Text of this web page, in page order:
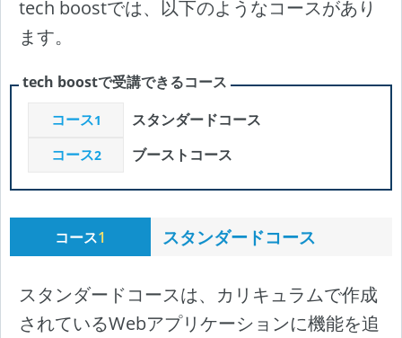
tech boostでは、以下のようなコースがあり
ます。
tech boostで受講できるコース
コース1
スタンダードコース
コース2 ブーストコース
コース1 スタンダードコース
スタンダードコースは、カリキュラムで作成
されているWebアプリケーションに機能を追